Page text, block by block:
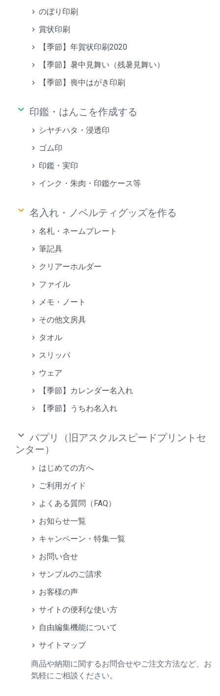
のぼり印刷
賞状印刷
【季節】年賀状印刷2020
【季節】暑中見舞い（残暑見舞い）
【季節】喪中はがき印刷
keyboard_arrow_down 印鑑・はんこを作成する
シヤチハタ・浸透印
ゴム印
印鑑・実印
インク・朱肉・印鑑ケース等
keyboard_arrow_down 名入れ・ノベルティグッズを作る
名札・ネームプレート
筆記具
クリアーホルダー
ファイル
メモ・ノート
その他文房具
タオル
スリッパ
ウェア
【季節】カレンダー名入れ
【季節】うちわ名入れ
keyboard_arrow_down パプリ（旧アスクルスピードプリントセ
ンター）
はじめての方へ
ご利用ガイド
よくある質問（FAQ）
お知らせ一覧
キャンペーン・特集一覧
お問い合せ
サンプルのご請求
お客様の声
サイトの便利な使い方
自由編集機能について
サイトマップ
商品や納期に関するお問合せやご注文方法など、お
気軽にご相談ください。